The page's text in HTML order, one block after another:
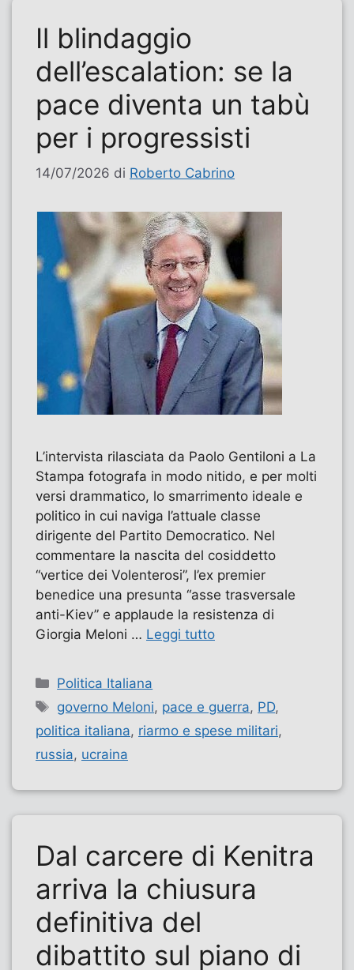
Il blindaggio
dell’escalation: se la
pace diventa un tabù
per i progressisti
14/07/2026 di Roberto Cabrino
L’intervista rilasciata da Paolo Gentiloni a La
Stampa fotografa in modo nitido, e per molti
versi drammatico, lo smarrimento ideale e
politico in cui naviga l’attuale classe
dirigente del Partito Democratico. Nel
commentare la nascita del cosiddetto
“vertice dei Volenterosi”, l’ex premier
benedice una presunta “asse trasversale
anti-Kiev” e applaude la resistenza di
Giorgia Meloni … Leggi tutto
Categorie
Politica Italiana
Tag
governo Meloni, pace e guerra, PD,
politica italiana, riarmo e spese militari,
russia, ucraina
Dal carcere di Kenitra
arriva la chiusura
definitiva del
dibattito sul piano di